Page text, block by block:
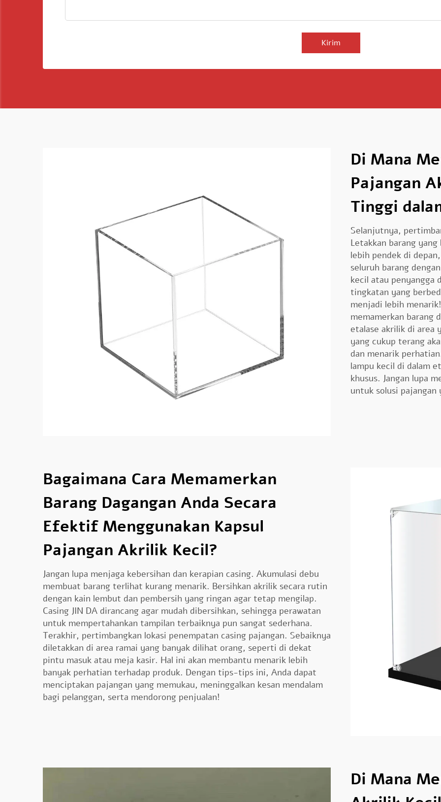
Kirim
Di Mana
Pajangan
Tinggi
Selanjutnya,
Letakkan barang
lebih pendek di
seluruh barang
kecil atau penyangga
tingkatan yang
menjadi lebih
memamerkan barang
etalase akrilik di area
yang cukup terang
dan menarik
lampu kecil di dalam
khusus. Jangan lupa
untuk solusi pajangan
Bagaimana Cara Memamerkan
Barang Dagangan Anda Secara
Efektif Menggunakan Kapsul
Pajangan Akrilik Kecil?
Jangan lupa menjaga kebersihan dan kerapian casing. Akumulasi debu
membuat barang terlihat kurang menarik. Bersihkan akrilik secara rutin
dengan kain lembut dan pembersih yang ringan agar tetap mengilap.
Casing JIN DA dirancang agar mudah dibersihkan, sehingga perawatan
untuk mempertahankan tampilan terbaiknya pun sangat sederhana.
Terakhir, pertimbangkan lokasi penempatan casing pajangan. Sebaiknya
diletakkan di area ramai yang banyak dilihat orang, seperti di dekat
pintu masuk atau meja kasir. Hal ini akan membantu menarik lebih
banyak perhatian terhadap produk. Dengan tips-tips ini, Anda dapat
menciptakan pajangan yang memukau, meninggalkan kesan mendalam
bagi pelanggan, serta mendorong penjualan!
Di Mana